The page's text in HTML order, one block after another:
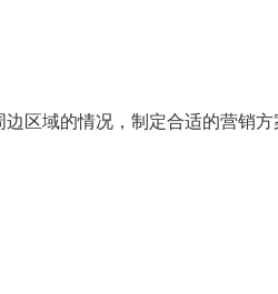
区域的情况，制定合适的营销